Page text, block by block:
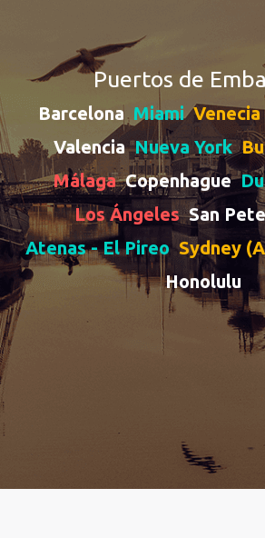
Puertos de
Barcelona Miami Venecia
Valencia Nueva York
Málaga Copenhague
Los Ángeles San
Atenas - El Pireo Sydney
Honolulu